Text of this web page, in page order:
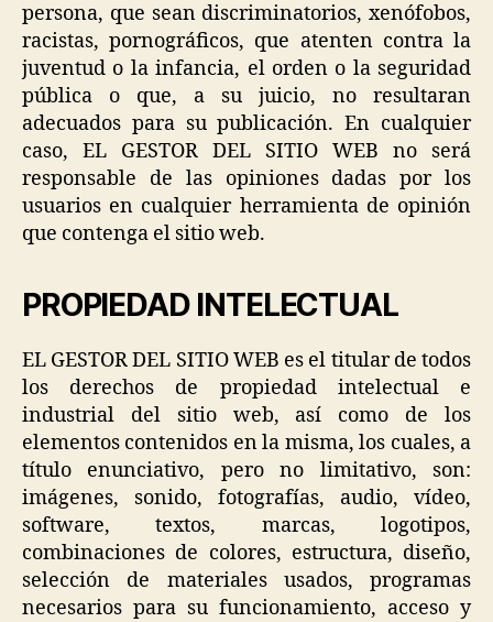
persona, que sean discriminatorios, xenófobos,
racistas, pornográficos, que atenten contra la
juventud o la infancia, el orden o la seguridad
pública o que, a su juicio, no resultaran
adecuados para su publicación. En cualquier
caso, EL GESTOR DEL SITIO WEB no será
responsable de las opiniones dadas por los
usuarios en cualquier herramienta de opinión
que contenga el sitio web.
PROPIEDAD INTELECTUAL
EL GESTOR DEL SITIO WEB es el titular de todos
los derechos de propiedad intelectual e
industrial del sitio web, así como de los
elementos contenidos en la misma, los cuales, a
título enunciativo, pero no limitativo, son:
imágenes, sonido, fotografías, audio, vídeo,
software, textos, marcas, logotipos,
combinaciones de colores, estructura, diseño,
selección de materiales usados, programas
necesarios para su funcionamiento, acceso y